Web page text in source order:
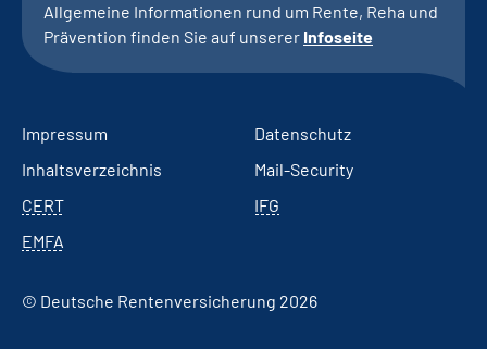
Allgemeine Informationen rund um Rente, Reha und
Prävention finden Sie auf unserer Infoseite
Impressum
Datenschutz
Inhaltsverzeichnis
Mail-Security
CERT
IFG
EMFA
© Deutsche Rentenversicherung 2026